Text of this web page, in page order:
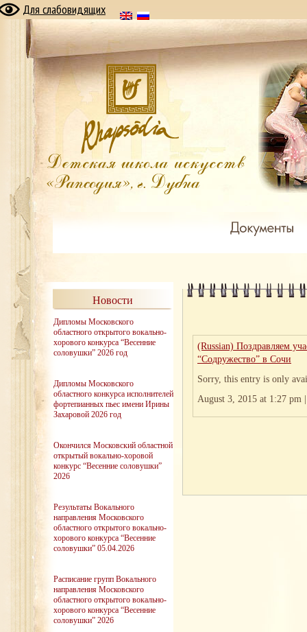
Для слабовидящих
Новости
Дипломы Московского
областного открытого вокально-
хорового конкурса “Весенние
соловушки” 2026 год
Дипломы Московского
областного конкурса исполнителей
фортепианных пьес имени Ирины
Захаровой 2026 год
Окончился Московский областной
открытый вокально-хоровой
конкурс “Весенние соловушки”
2026
Результаты Вокального
направления Московского
областного открытого вокально-
хорового конкурса “Весенние
соловушки” 05.04.2026
Расписание групп Вокального
направления Московского
областного открытого вокально-
хорового конкурса “Весенние
соловушки” 2026
(Russian) Поздравляем
“Содружество” в Сочи
Sorry, this entry is only
August 3, 2015 at 1:27 pm